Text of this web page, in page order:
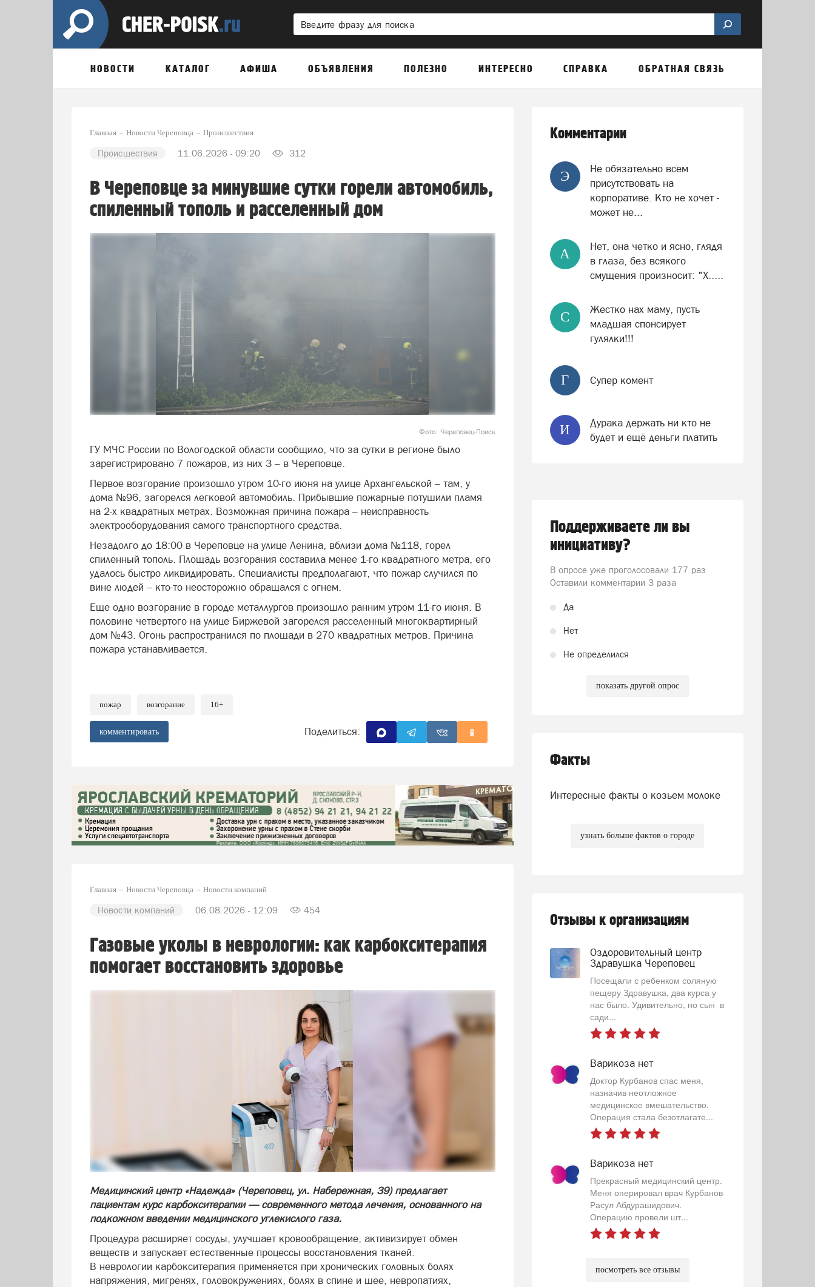
НОВОСТИ КАТАЛОГ АФИША ОБЪЯВЛЕНИЯ ПОЛЕЗНО ИНТЕРЕСНО СПРАВКА ОБРАТНАЯ СВЯЗЬ
Главная Новости Череповца Происшествия
Происшествия 11.06.2026 - 09:20 312
В Череповце за минувшие сутки горели автомобиль,
спиленный тополь и расселенный дом
Фото: Череповец-Поиск
ГУ МЧС России по Вологодской области сообщило, что за сутки в регионе было
зарегистрировано 7 пожаров, из них 3 – в Череповце.
Первое возгорание произошло утром 10-го июня на улице Архангельской – там, у
дома №96, загорелся легковой автомобиль. Прибывшие пожарные потушили пламя
на 2-х квадратных метрах. Возможная причина пожара – неисправность
электрооборудования самого транспортного средства.
Незадолго до 18:00 в Череповце на улице Ленина, вблизи дома №118, горел
спиленный тополь. Площадь возгорания составила менее 1-го квадратного метра, его
удалось быстро ликвидировать. Специалисты предполагают, что пожар случился по
вине людей – кто-то неосторожно обращался с огнем.
Еще одно возгорание в городе металлургов произошло ранним утром 11-го июня. В
половине четвертого на улице Биржевой загорелся расселенный многоквартирный
дом №43. Огонь распространился по площади в 270 квадратных метров. Причина
пожара устанавливается.
пожар возгорание 16+
комментировать Поделиться:
Главная Новости Череповца Новости компаний
Новости компаний 06.08.2026 - 12:09 454
Газовые уколы в неврологии: как карбокситерапия
помогает восстановить здоровье
Медицинский центр «Надежда» (Череповец, ул. Набережная, 39) предлагает
пациентам курс карбокситерапии — современного метода лечения, основанного на
подкожном введении медицинского углекислого газа.
Процедура расширяет сосуды, улучшает кровообращение, активизирует обмен
веществ и запускает естественные процессы восстановления тканей.
В неврологии карбокситерапия применяется при хронических головных болях
напряжения, мигренях, головокружениях, болях в спине и шее, невропатиях,
Комментарии
Э
Не обязательно всем
присутствовать на
корпоративе. Кто не хочет -
может не...
А
Нет, она четко и ясно, глядя
в глаза, без всякого
смущения произносит: "Х.....
С
Жестко нах маму, пусть
младшая спонсирует
гулялки!!!
Г Супер комент
И
Дурака держать ни кто не
будет и ещё деньги платить
Поддерживаете ли вы
инициативу?
В опросе уже проголосовали 177 раз
Оставили комментарии 3 раза
Да
Нет
Не определился
показать другой опрос
Факты
Интересные факты о козьем молоке
узнать больше фактов о городе
Отзывы к организациям
Оздоровительный центр
Здравушка Череповец
Посещали с ребенком соляную
пещеру Здравушка, два курса у
нас было. Удивительно, но сын в
сади...
Варикоза нет
Доктор Курбанов спас меня,
назначив неотложное
медицинское вмешательство.
Операция стала безотлагате...
Варикоза нет
Прекрасный медицинский центр.
Меня оперировал врач Курбанов
Расул Абдурашидович.
Операцию провели шт...
посмотреть все отзывы